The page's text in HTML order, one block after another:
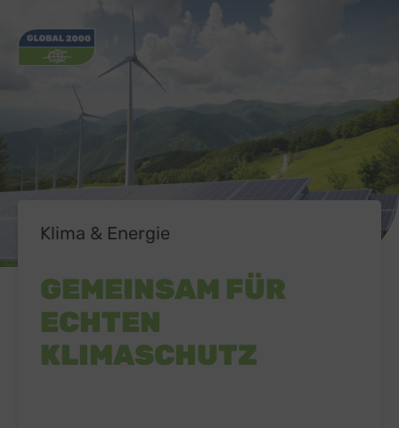
Klima & Energie
GEMEINSAM FÜR
ECHTEN
KLIMASCHUTZ